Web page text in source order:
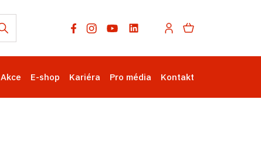
Akce E-shop Kariéra Pro média Kontakt